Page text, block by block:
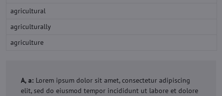
agricultural
agriculturally
agriculture
A, a: Lorem ipsum dolor sit amet, consectetur adipiscing
elit, sed do eiusmod tempor incididunt ut labore et dolore